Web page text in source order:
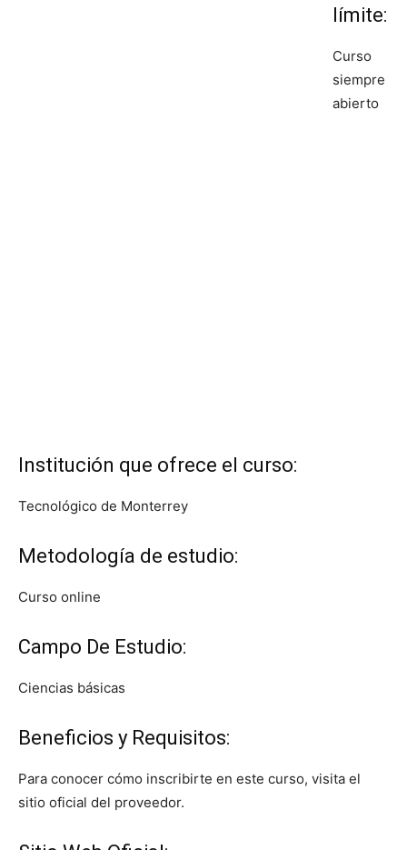
límite:
Curso
siempre
abierto
Institución que ofrece el curso:
Tecnológico de Monterrey
Metodología de estudio:
Curso online
Campo De Estudio:
Ciencias básicas
Beneficios y Requisitos:
Para conocer cómo inscribirte en este curso, visita el
sitio oficial del proveedor.